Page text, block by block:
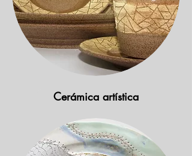
Cerámica artística